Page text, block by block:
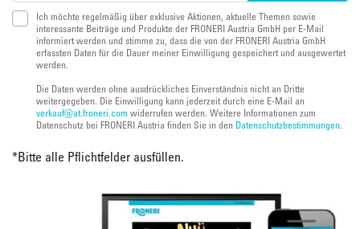
Ich möchte regelmäßig über exklusive Aktionen, aktuelle Themen sowie
interessante Beiträge und Produkte der FRONERI Austria GmbH per E-Mail
informiert werden und stimme zu, dass die von der FRONERI Austria GmbH
erfassten Daten für die Dauer meiner Einwilligung gespeichert und ausgewertet
werden.
Die Daten werden ohne ausdrückliches Einverständnis nicht an Dritte
weitergegeben. Die Einwilligung kann jederzeit durch eine E-Mail an
verkauf@at.froneri.com widerrufen werden. Weitere Informationen zum
Datenschutz bei FRONERI Austria finden Sie in den Datenschutzbestimmungen.
*Bitte alle Pflichtfelder ausfüllen.